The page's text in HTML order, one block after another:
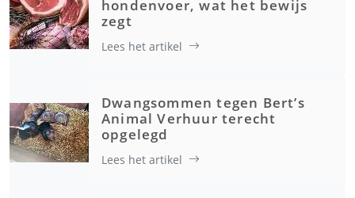
hondenvoer, wat het bewijs
zegt
Lees het artikel
Dwangsommen tegen Bert’s
Animal Verhuur terecht
opgelegd
Lees het artikel